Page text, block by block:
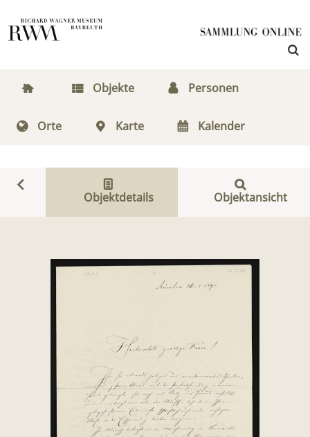
Objekte Personen
Orte Karte Kalender
Objektdetails Objektansicht